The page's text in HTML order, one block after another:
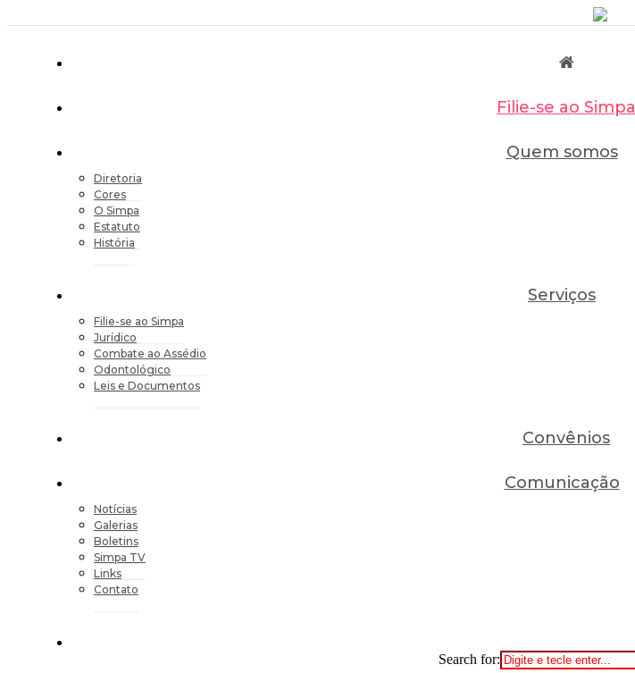
Filie-se ao Simpa
Quem somos
Diretoria
Cores
O Simpa
Estatuto
História
Serviços
Filie-se ao Simpa
Jurídico
Combate ao Assédio
Odontológico
Leis e Documentos
Convênios
Comunicação
Notícias
Galerias
Boletins
Simpa TV
Links
Contato
Search for: